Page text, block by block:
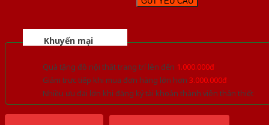
Khuyến mại
Quà tặng đồ nội thất trang trí lên đến 1.000.000đ
Giảm trực tiếp khi mua đơn hàng lớn hơn 3.000.000đ
Nhiều ưu đãi lớn khi đăng ký tài khoản thành viên thân thiết